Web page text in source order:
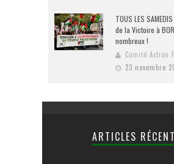
TOUS LES
de la Victoire à
nombreux !
Comité Action
23 novembre
ARTICLES